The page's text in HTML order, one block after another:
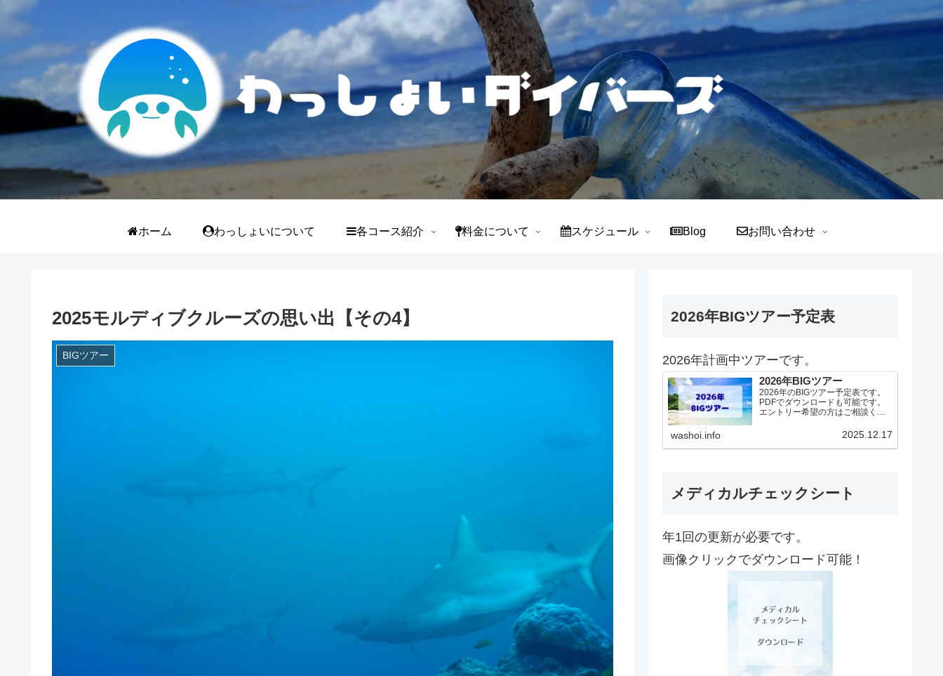
ホーム わっしょいについて 各コース紹介 料金について スケジュール Blog お問い合わせ
2025モルディブクルーズの思い出【その4】
BIGツアー
2026年BIGツアー予定表
2026年計画中ツアーです。
2026年BIGツアー
2026年のBIGツアー予定表です。
PDFでダウンロードも可能です。
エントリー希望の方はご相談くだ
より変動ありますので、ご確認く
新）ダウンロードPDFでアップロ
washoi.info 2025.12.17
メディカルチェックシート
年1回の更新が必要です。
画像クリックでダウンロード可能！